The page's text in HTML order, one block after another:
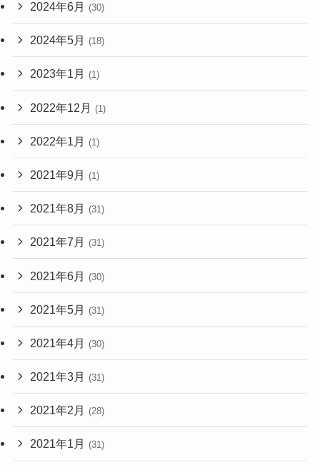
2024年6月 (30)
2024年5月 (18)
2023年1月 (1)
2022年12月 (1)
2022年1月 (1)
2021年9月 (1)
2021年8月 (31)
2021年7月 (31)
2021年6月 (30)
2021年5月 (31)
2021年4月 (30)
2021年3月 (31)
2021年2月 (28)
2021年1月 (31)